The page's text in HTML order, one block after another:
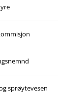
sprøytevesen